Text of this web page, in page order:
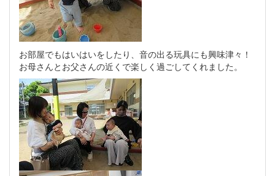
お部屋でもはいはいをしたり、音の出る玩具にも興味津々！
お母さんとお父さんの近くで楽しく過ごしてくれました。